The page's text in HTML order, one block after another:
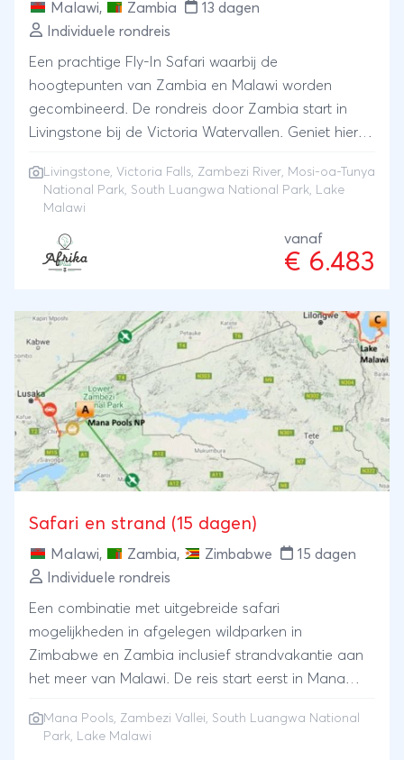
Malawi, Zambia
13 dagen
Individuele rondreis
Een prachtige Fly-In Safari waarbij de
hoogtepunten van Zambia en Malawi worden
gecombineerd. De rondreis door Zambia start in
Livingstone bij de Victoria Watervallen. Geniet hier
tour langs de watervallen of breng een bezoek aan
Mosi-Oa-Tunya National Park op zoek naar de witte
door een vlucht naar South Luangwa National Park,
één van de laatste ongerepte wildernis gebieden
wilde dieren zoals de leeuw, wilde hond, luipaard en
veel olifanten. De kans dat je hier de Big 5 ziet is erg
groot! De safari door Zambia eindigt met een
verblijf in buurland Malawi aan Lake Malawi waar u
volledig tot rust kunt komen.
Livingstone, Victoria Falls, Zambezi River, Mosi-oa-Tunya
National Park, South Luangwa National Park, Lake
Malawi
vanaf
€ 6.483
Safari en strand (15 dagen)
Malawi, Zambia, Zimbabwe
15 dagen
Individuele rondreis
Een combinatie met uitgebreide safari
mogelijkheden in afgelegen wildparken in
Zimbabwe en Zambia inclusief strandvakantie aan
het meer van Malawi. De reis start eerst in Mana
ongerepte en bijzonder aantrekkelijke wildernis ligt in
Mana Pools, Zambezi Vallei, South Luangwa National
Park, Lake Malawi